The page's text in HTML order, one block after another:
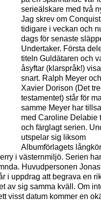
serieälskare med två
Jag skrev om
tidigare i veckan och
dags för senaste
Undertaker. Första
titeln Guldätaren och
åsyftar (klarspråk!)
snart. Ralph Meyer
Xavier Dorison (Det
testamentet) står för
samme Meyer har
med Caroline Delabie
och färglagt serien.
utspelar sig liksom
Albumförlagets
i västernmiljö. Serien
Huvudpersonen
i uppdrag att begrava en
av sig samma kväll. Om
visst datum kommer en